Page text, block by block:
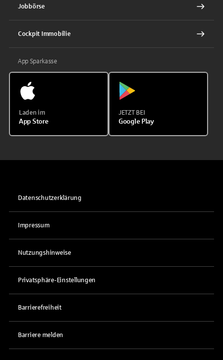
Jobbörse
Cockpit Immobilie
App Sparkasse
Laden im
App Store
JETZT BEI
Google Play
Datenschutzerklärung
Impressum
Nutzungshinweise
Privatsphäre-Einstellungen
Barrierefreiheit
Barriere melden